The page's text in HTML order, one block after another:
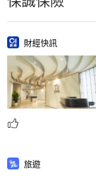
財經快訊
旅遊